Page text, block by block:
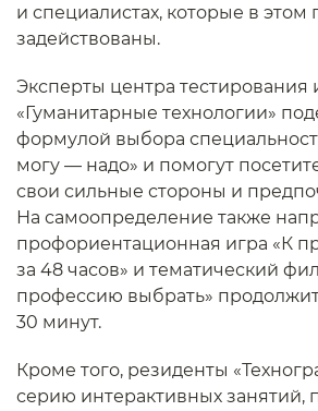
и специалистах, которые в этом
задействованы.
Эксперты центра тестирования
«Гуманитарные технологии»
формулой выбора
могу — надо» и помогут
свои сильные стороны и
На самоопределение также
профориентационная игра «К
за 48 часов» и тематический
профессию выбрать»
30 минут.
Кроме того, резиденты
серию интерактивных занятий,